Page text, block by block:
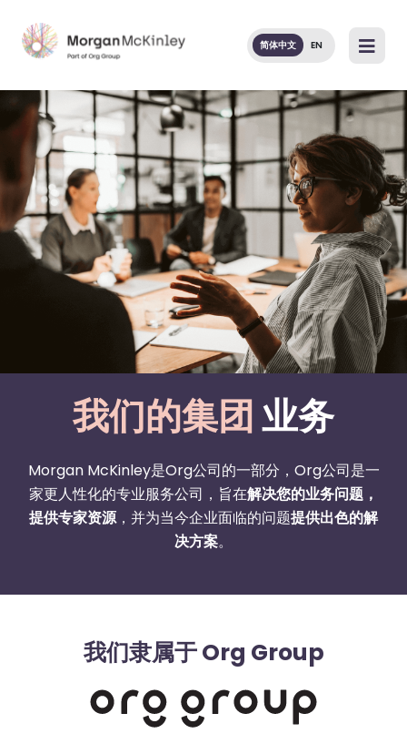
简体中文 EN
我们的集团业务
Morgan McKinley是Org公司的一部分，Org公司是一
家更人性化的专业服务公司，旨在解决您的业务问题，
提供专家资源，并为当今企业面临的问题提供出色的解
决方案。
我们隶属于 Org Group